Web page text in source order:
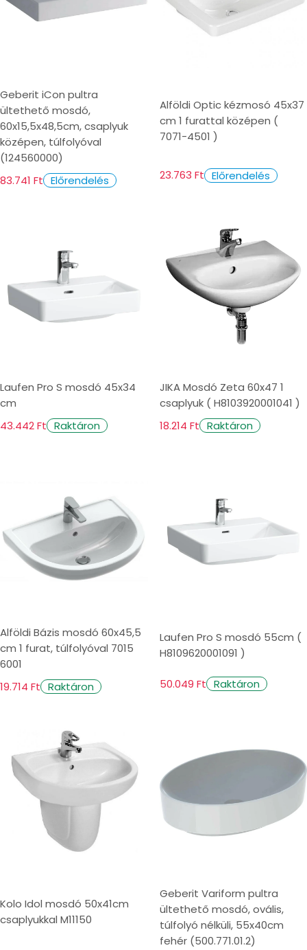
Geberit iCon pultra
ültethető mosdó,
60x15,5x48,5cm, csaplyuk
középen, túlfolyóval
(124560000)
83.741 Ft Előrendelés
Alföldi Optic kézmosó 45x37
cm 1 furattal középen (
7071-4501 )
23.763 Ft Előrendelés
Laufen Pro S mosdó 45x34
cm
43.442 Ft Raktáron
JIKA Mosdó Zeta 60x47 1
csaplyuk ( H8103920001041 )
18.214 Ft Raktáron
Alföldi Bázis mosdó 60x45,5
cm 1 furat, túlfolyóval 7015
6001
19.714 Ft Raktáron
Laufen Pro S mosdó 55cm (
H8109620001091 )
50.049 Ft Raktáron
Kolo Idol mosdó 50x41cm
csaplyukkal M11150
Geberit Variform pultra
ültethető mosdó, ovális,
túlfolyó nélküli, 55x40cm
fehér (500.771.01.2)